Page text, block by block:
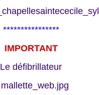
****************
IMPORTANT
Le défibrillateur